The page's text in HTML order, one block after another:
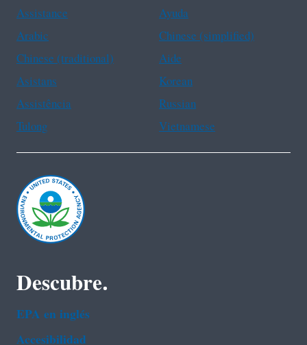
Assistance
Ayuda
Arabic
Chinese (simplified)
Chinese (traditional)
Aide
Asistans
Korean
Assistência
Russian
Tulong
Vietnamese
Descubre.
EPA en ingl‌és
Accesibilidad